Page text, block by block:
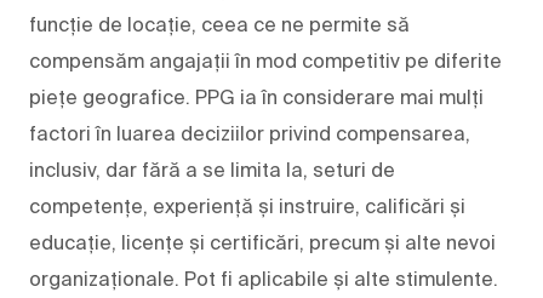
funcție de locație, ceea ce ne permite să
compensăm angajații în mod competitiv pe diferite
piețe geografice. PPG ia în considerare mai mulți
factori în luarea deciziilor privind compensarea,
inclusiv, dar fără a se limita la, seturi de
competențe, experiență și instruire, calificări și
educație, licențe și certificări, precum și alte nevoi
organizaționale. Pot fi aplicabile și alte stimulente.